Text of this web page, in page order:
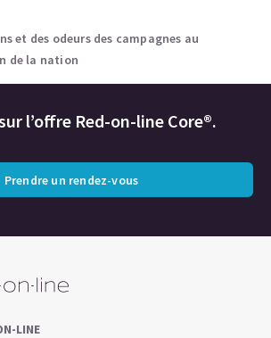
et des odeurs des campagnes au
de la nation
l’offre Red-on-line Core®.
Prendre un rendez-vous
LINE